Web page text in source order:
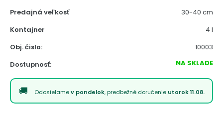
Predajná veľkosť
30-40 cm
Kontajner
4 l
Obj. čislo:
10003
Dostupnosť:
NA SKLADE
Odosielamev pondelok, predbežné doručenie utorok 11.08.